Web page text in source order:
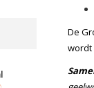
De
wordt